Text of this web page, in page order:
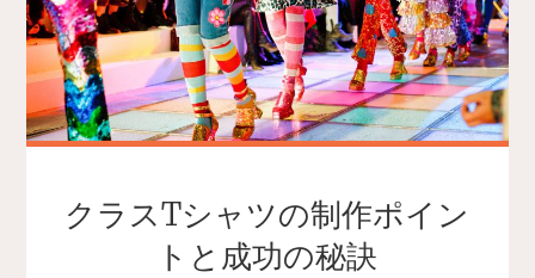
クラスTシャツの制作ポイン
トと成功の秘訣